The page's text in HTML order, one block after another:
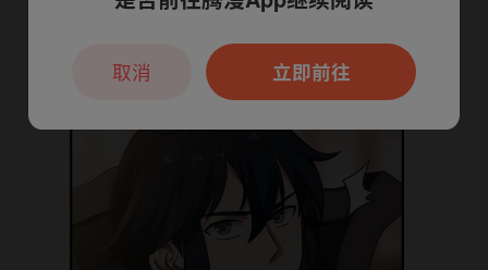
本章节仅支持App阅读，可打开App新用
户7天免费看立即前往
取消